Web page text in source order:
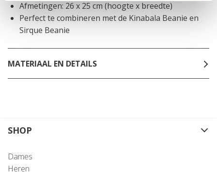
Afmetingen: 26 x 25 cm (hoogte x breedte)
Perfect te combineren met de Kinabala Beanie en
Sirque Beanie
MATERIAAL EN DETAILS
SHOP
Dames
Heren